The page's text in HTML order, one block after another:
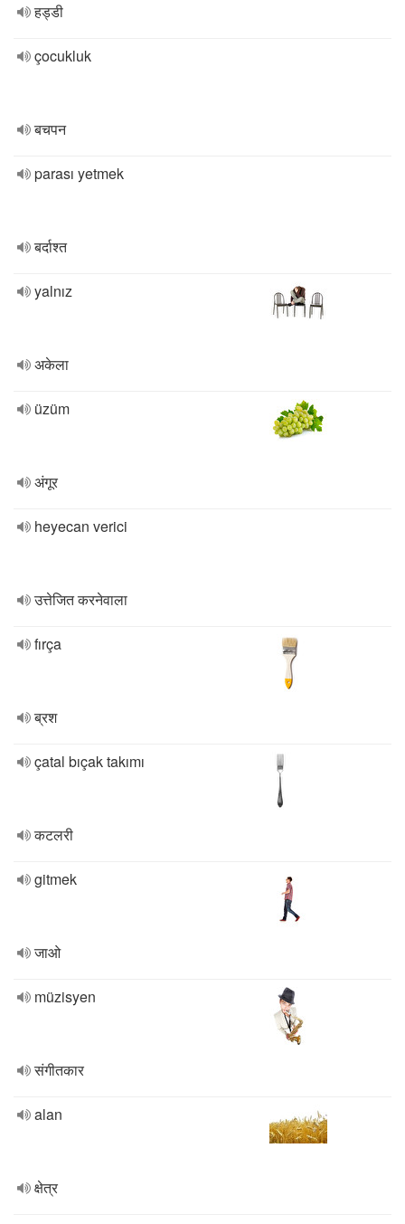
हड्डी
çocukluk
बचपन
parası yetmek
बर्दाश्त
yalnız
अकेला
üzüm
अंगूर
heyecan verici
उत्तेजित करनेवाला
fırça
ब्रश
çatal bıçak takımı
कटलरी
gitmek
जाओ
müzisyen
संगीतकार
alan
क्षेत्र